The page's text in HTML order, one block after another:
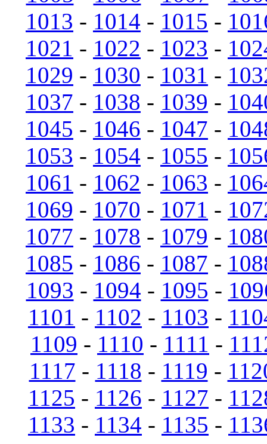
1013 - 1014 - 1015 -
1021 - 1022 - 1023 -
1029 - 1030 - 1031 -
1037 - 1038 - 1039 -
1045 - 1046 - 1047 -
1053 - 1054 - 1055 -
1061 - 1062 - 1063 -
1069 - 1070 - 1071 -
1077 - 1078 - 1079 -
1085 - 1086 - 1087 -
1093 - 1094 - 1095 -
1101 - 1102 - 1103 -
1109 - 1110 - 1111 -
1117 - 1118 - 1119 -
1125 - 1126 - 1127 -
1133 - 1134 - 1135 -